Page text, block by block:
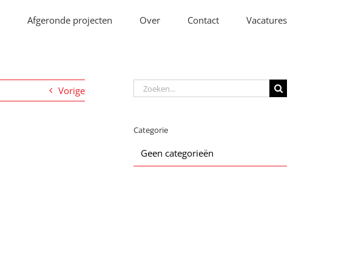
Afgeronde projecten Over Contact Vacatures
Vorige
Zoeken
naar:
Categorie
Geen categorieën